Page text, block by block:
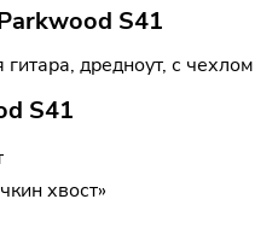
S41
дредноут, с чехлом
S41
хвост»